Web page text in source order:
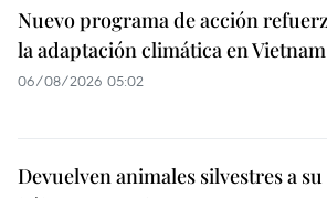
Nuevo programa de acción
la adaptación climática en Vietnam
06/08/2026 05:02
Devuelven animales silvestres a su